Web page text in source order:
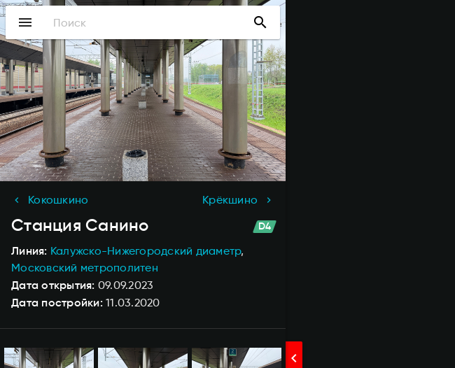
Перейти
к
основному
содержанию
menu search
chevron_right
Кокошкино Крёкшино
Станция Санино
Линия Калужско-Нижегородский диаметр
Московский метрополитен
Дата открытия 09.09.2023
Дата постройки 11.03.2020